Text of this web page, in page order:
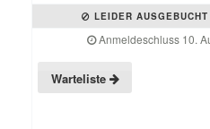
LEIDER
Anmeldeschluss 10.
Warteliste